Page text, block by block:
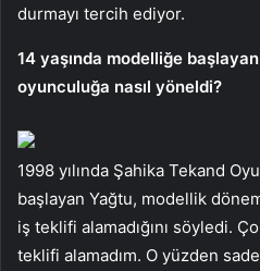
durmayı tercih ediyor.
14 yaşında modelliğe
oyunculuğa nasıl yöneldi?
1998 yılında Şahika Tekand
başlayan Yağtu, modellik
iş teklifi alamadığını söyledi.
teklifi alamadım. O yüzden